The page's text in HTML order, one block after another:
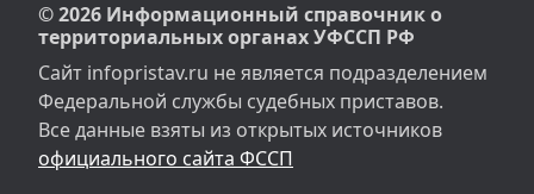
© 2026 Информационный справочник о
территориальных органах УФССП РФ
Сайт infopristav.ru не является подразделением
Федеральной службы судебных приставов.
Все данные взяты из открытых источников
официального сайта ФССП